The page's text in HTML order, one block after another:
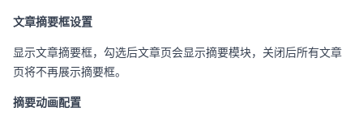
文章摘要框设置
显示文章摘要框，勾选后文章页会显示摘要模块，关闭后所有文章
页将不再展示摘要框。
摘要动画配置